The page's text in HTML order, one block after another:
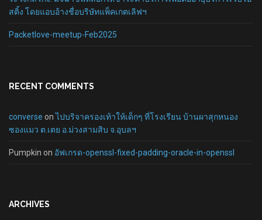
สติ้ง โดยแอบอ้างชื่อบริษัทแพ็คเกตเลิฟฯ
Packetlove-meetup-Feb2025
RECENT COMMENTS
converse onไปบริจาครองเท้าให้เด็กๆ ที่โรงเรียน บ้านผาสุกหนอง
ซองแมว ต.เตย อ.ม่วงสามสิบ จ.อุบลฯ
Pumpkin on อัฟเกรด-openssl-fixed-padding-oracle-in-openssl
ARCHIVES